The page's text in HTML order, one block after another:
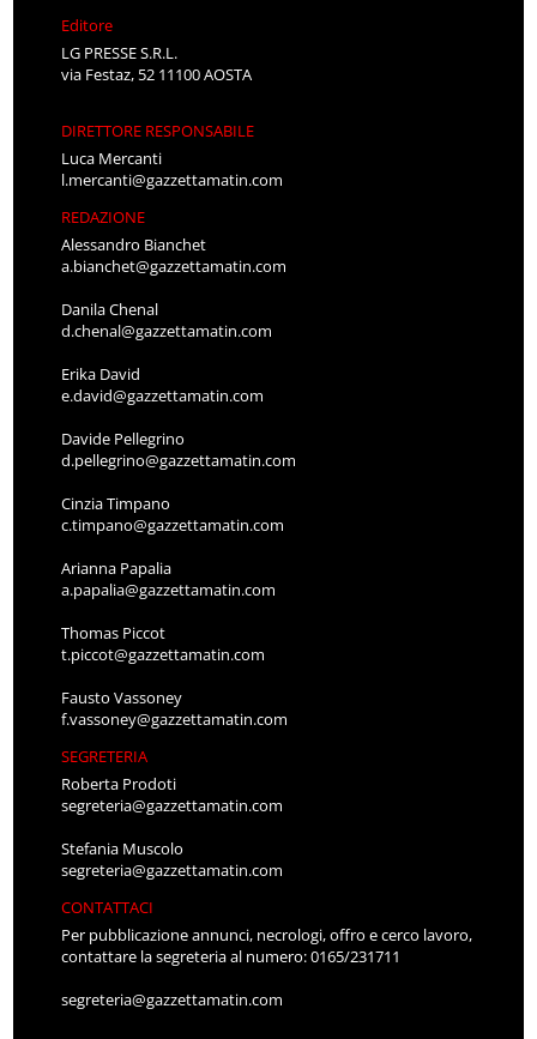
Editore
LG PRESSE S.R.L.
via Festaz, 52 11100 AOSTA
DIRETTORE RESPONSABILE
Luca Mercanti
l.mercanti@gazzettamatin.com
REDAZIONE
Alessandro Bianchet
a.bianchet@gazzettamatin.com
Danila Chenal
d.chenal@gazzettamatin.com
Erika David
e.david@gazzettamatin.com
Davide Pellegrino
d.pellegrino@gazzettamatin.com
Cinzia Timpano
c.timpano@gazzettamatin.com
Arianna Papalia
a.papalia@gazzettamatin.com
Thomas Piccot
t.piccot@gazzettamatin.com
Fausto Vassoney
f.vassoney@gazzettamatin.com
SEGRETERIA
Roberta Prodoti
segreteria@gazzettamatin.com
Stefania Muscolo
segreteria@gazzettamatin.com
CONTATTACI
Per pubblicazione annunci, necrologi, offro e cerco lavoro,
contattare la segreteria al numero: 0165/231711
segreteria@gazzettamatin.com